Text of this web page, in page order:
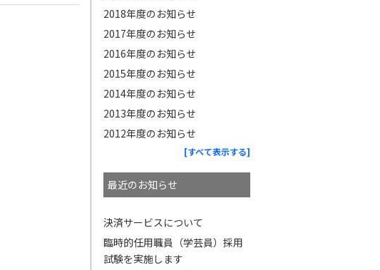
2018年度のお知らせ
2017年度のお知らせ
2016年度のお知らせ
2015年度のお知らせ
2014年度のお知らせ
2013年度のお知らせ
2012年度のお知らせ
[すべて表示する]
最近のお知らせ
決済サービスについて
臨時的任用職員（学芸員）採用
試験を実施します